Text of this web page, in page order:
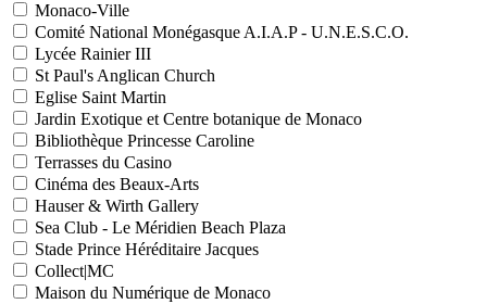
Monaco-Ville
Comité National Monégasque A.I.A.P - U.N.E.S.C.O.
Lycée Rainier III
St Paul's Anglican Church
Eglise Saint Martin
Jardin Exotique et Centre botanique de Monaco
Bibliothèque Princesse Caroline
Terrasses du Casino
Cinéma des Beaux-Arts
Hauser & Wirth Gallery
Sea Club - Le Méridien Beach Plaza
Stade Prince Héréditaire Jacques
Collect|MC
Maison du Numérique de Monaco